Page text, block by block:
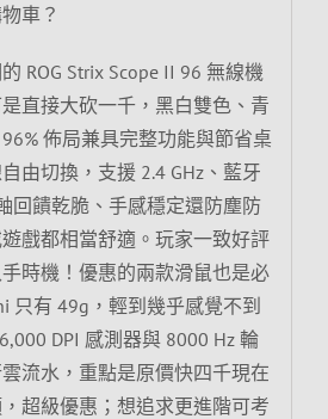
車？
ROG Strix Scope II 96 無線機
直接大砍一千，黑白雙色、青
佈局兼具完整功能與節省桌
由切換，支援 2.4 GHz、藍牙
回饋乾脆、手感穩定還防塵防
戲都相當舒適。玩家一致好評
時機！優惠的兩款滑鼠也是必
只有 49g，輕到幾乎感覺不到
DPI 感測器與 8000 Hz 輪
流水，重點是原價快四千現在
超級優惠；想追求更進階可考